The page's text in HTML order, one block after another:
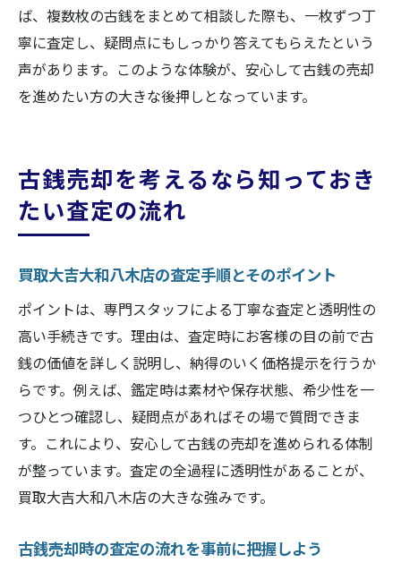
ば、複数枚の古銭をまとめて相談した際も、一枚ずつ丁
寧に査定し、疑問点にもしっかり答えてもらえたという
声があります。このような体験が、安心して古銭の売却
を進めたい方の大きな後押しとなっています。
古銭売却を考えるなら知っておき
たい査定の流れ
買取大吉大和八木店の査定手順とそのポイント
ポイントは、専門スタッフによる丁寧な査定と透明性の
高い手続きです。理由は、査定時にお客様の目の前で古
銭の価値を詳しく説明し、納得のいく価格提示を行うか
らです。例えば、鑑定時は素材や保存状態、希少性を一
つひとつ確認し、疑問点があればその場で質問できま
す。これにより、安心して古銭の売却を進められる体制
が整っています。査定の全過程に透明性があることが、
買取大吉大和八木店の大きな強みです。
古銭売却時の査定の流れを事前に把握しよう